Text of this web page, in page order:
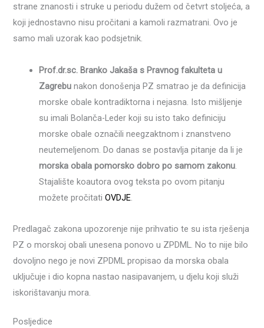
strane znanosti i struke u periodu dužem od četvrt stoljeća, a
koji jednostavno nisu pročitani a kamoli razmatrani. Ovo je
samo mali uzorak kao podsjetnik.
Prof.dr.sc. Branko Jakaša s Pravnog fakulteta u
Zagrebu nakon donošenja PZ smatrao je da definicija
morske obale kontradiktorna i nejasna. Isto mišljenje
su imali Bolanča-Leder koji su isto tako definiciju
morske obale označili neegzaktnom i znanstveno
neutemeljenom. Do danas se postavlja pitanje da li je
morska obala pomorsko dobro po samom zakonu
Stajalište koautora ovog teksta po ovom pitanju
možete pročitatiOVDJE
Predlagač zakona upozorenje nije prihvatio te su ista rješenja
PZ o morskoj obali unesena ponovo u ZPDML. No to nije bilo
dovoljno nego je novi ZPDML propisao da morska obala
uključuje i dio kopna nastao nasipavanjem, u djelu koji služi
iskorištavanju mora.
Posljedice